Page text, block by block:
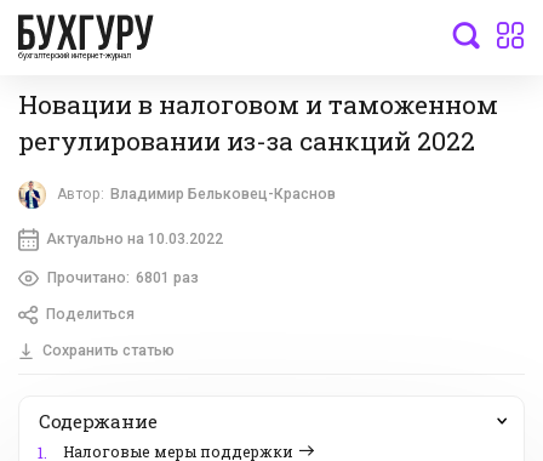
бухгалтерский интернет-журнал
Новации в налоговом и таможенном
регулировании из-за санкций 2022
Автор: Владимир Бельковец-Краснов
Актуально на 10.03.2022
Прочитано: 6801 раз
Поделиться
Сохранить статью
Содержание
1.
Налоговые меры поддержки